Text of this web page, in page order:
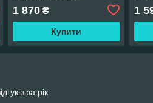
1 870₴
Купити
1
за рік